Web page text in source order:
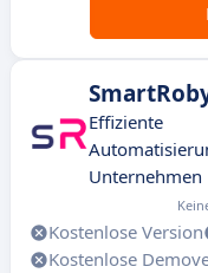
Effiziente
Unternehmen
Kostenlose Version
Kostenlose